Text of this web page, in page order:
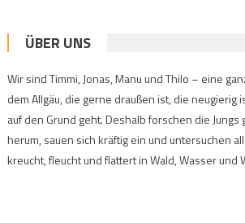
ÜBER UNS
Wir sind Timmi, Jonas, Manu und Thilo – eine
dem Allgäu, die gerne draußen ist, die neugierig
auf den Grund geht. Deshalb forschen die
herum, sauen sich kräftig ein und untersuchen
kreucht, fleucht und flattert in Wald, Wasser und